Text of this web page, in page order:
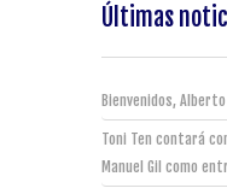
Últimas
Bienvenidos,
Toni Ten contará
Manuel Gil como